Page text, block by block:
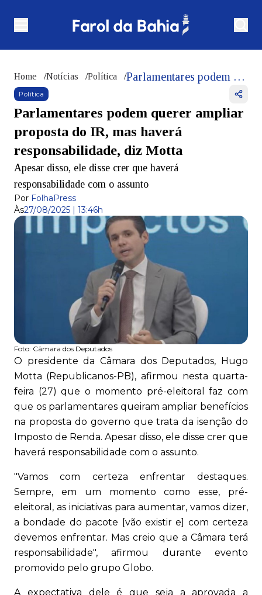
Home /Notícias /Política / Parlamentares podem querer ampliar proposta do IR, mas haverá responsabilidade, diz Motta
Política
Parlamentares podem querer ampliar
proposta do IR, mas haverá
responsabilidade, diz Motta
Apesar disso, ele disse crer que haverá
responsabilidade com o assunto
Por FolhaPress
Às27/08/2025 | 13:46h
Foto: Câmara dos Deputados
O presidente da Câmara dos Deputados, Hugo
Motta (Republicanos-PB), afirmou nesta quarta-
feira (27) que o momento pré-eleitoral faz com
que os parlamentares queiram ampliar benefícios
na proposta do governo que trata da isenção do
Imposto de Renda. Apesar disso, ele disse crer que
haverá responsabilidade com o assunto.
"Vamos com certeza enfrentar destaques.
Sempre, em um momento como esse, pré-
eleitoral, as iniciativas para aumentar, vamos dizer,
a bondade do pacote [vão existir e] com certeza
devemos enfrentar. Mas creio que a Câmara terá
responsabilidade", afirmou durante evento
promovido pelo grupo Globo.
A expectativa dele é que seja a aprovada a